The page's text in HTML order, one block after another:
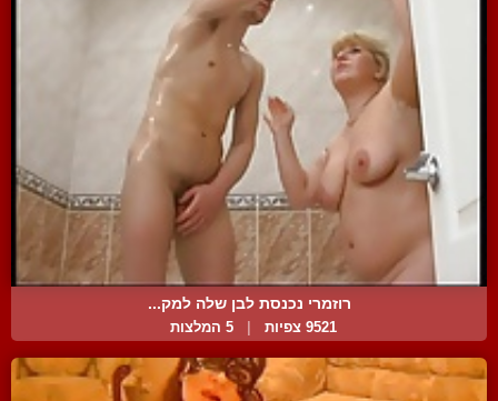
רוזמרי נכנסת לבן שלה למק...
9521 צפיות 5 המלצות